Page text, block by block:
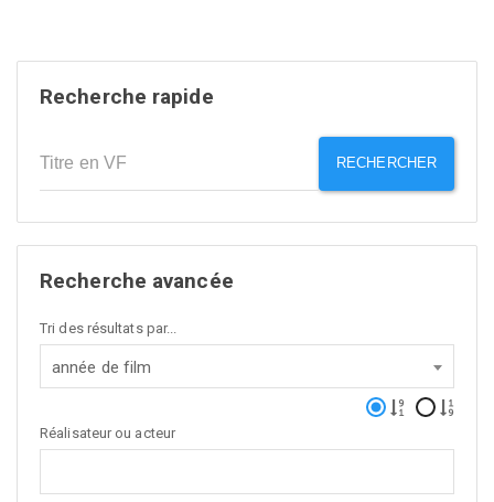
Recherche rapide
RECHERCHER
Recherche avancée
Tri des résultats par...
année de film
Réalisateur ou acteur